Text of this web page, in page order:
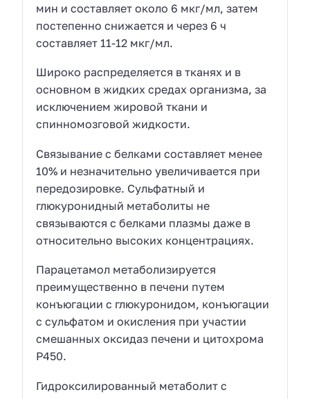
мин и составляет около 6 мкг/мл, затем
постепенно снижается и через 6 ч
составляет 11-12 мкг/мл.
Широко распределяется в тканях и в
основном в жидких средах организма, за
исключением жировой ткани и
спинномозговой жидкости.
Связывание с белками составляет менее
10% и незначительно увеличивается при
передозировке. Сульфатный и
глюкуронидный метаболиты не
связываются с белками плазмы даже в
относительно высоких концентрациях.
Парацетамол метаболизируется
преимущественно в печени путем
конъюгации с глюкуронидом, конъюгации
с сульфатом и окисления при участии
смешанных оксидаз печени и цитохрома
P450.
Гидроксилированный метаболит с